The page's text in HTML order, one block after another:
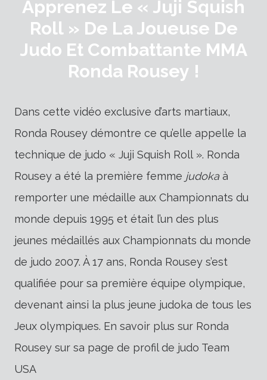
Apprenez Le « Juji Squish
Roll » De La Joueuse De
Judo Et Combattante MMA
Ronda Rousey !
Dans cette vidéo exclusive d’arts martiaux,
Ronda Rousey démontre ce qu’elle appelle la
technique de judo « Juji Squish Roll ». Ronda
Rousey a été la première femme judoka à
remporter une médaille aux Championnats du
monde depuis 1995 et était l’un des plus
jeunes médaillés aux Championnats du monde
de judo 2007. À 17 ans, Ronda Rousey s’est
qualifiée pour sa première équipe olympique,
devenant ainsi la plus jeune judoka de tous les
Jeux olympiques. En savoir plus sur Ronda
Rousey sur sa page de profil de judo Team
USA